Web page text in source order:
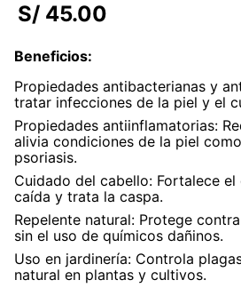
8.
magnesio
9.
melena leon
10. proteina
S/ 45.00
Beneficios:
Propiedades antibacterianas y
tratar infecciones de la piel y el
Propiedades antiinflamatorias:
alivia condiciones de la piel
psoriasis.
Cuidado del cabello: Fortalece el
caída y trata la caspa.
Repelente natural: Protege
sin el uso de químicos dañinos.
Uso en jardinería: Controla
natural en plantas y cultivos.